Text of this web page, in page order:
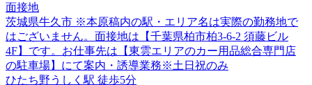
面接地
茨城県牛久市 ※本原稿内の駅・エリア名は実際の勤務地で
はございません。面接地は【千葉県柏市柏3-6-2 須藤ビル
4F】です。お仕事先は【東雲エリアのカー用品総合専門店
の駐車場】にて案内・誘導業務※土日祝のみ
ひたち野うしく駅 徒歩5分